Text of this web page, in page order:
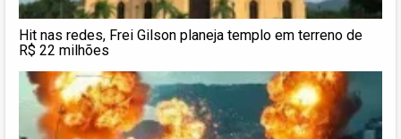
Hit nas redes, Frei Gilson planeja templo em terreno de
R$ 22 milhões